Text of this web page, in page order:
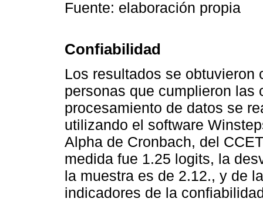
Fuente: elaboración propia
Confiabilidad
Los resultados se
personas que cumplieron las
procesamiento de datos se
utilizando el software
Alpha de Cronbach, del
medida fue 1.25 logits, la
la muestra es de 2.12., y de
indicadores de la